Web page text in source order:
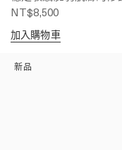
NT$8,500
加入購物車
新品